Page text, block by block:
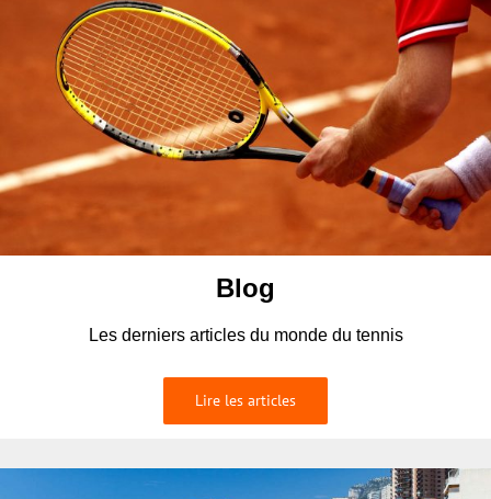
Blog
Les derniers articles du monde du tennis
Lire les articles